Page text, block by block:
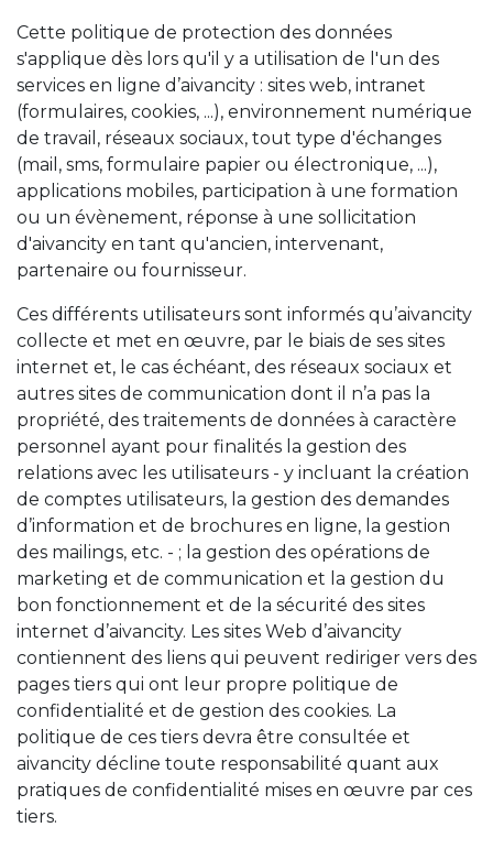
Cette politique de protection des données
s'applique dès lors qu'il y a utilisation de l'un des
services en ligne d’aivancity : sites web, intranet
(formulaires, cookies, ...), environnement numérique
de travail, réseaux sociaux, tout type d'échanges
(mail, sms, formulaire papier ou électronique, ...),
applications mobiles, participation à une formation
ou un évènement, réponse à une sollicitation
d'aivancity en tant qu'ancien, intervenant,
partenaire ou fournisseur.
Ces différents utilisateurs sont informés qu’aivancity
collecte et met en œuvre, par le biais de ses sites
internet et, le cas échéant, des réseaux sociaux et
autres sites de communication dont il n’a pas la
propriété, des traitements de données à caractère
personnel ayant pour finalités la gestion des
relations avec les utilisateurs - y incluant la création
de comptes utilisateurs, la gestion des demandes
d’information et de brochures en ligne, la gestion
des mailings, etc. - ; la gestion des opérations de
marketing et de communication et la gestion du
bon fonctionnement et de la sécurité des sites
internet d’aivancity. Les sites Web d’aivancity
contiennent des liens qui peuvent rediriger vers des
pages tiers qui ont leur propre politique de
confidentialité et de gestion des cookies. La
politique de ces tiers devra être consultée et
aivancity décline toute responsabilité quant aux
pratiques de confidentialité mises en œuvre par ces
tiers.